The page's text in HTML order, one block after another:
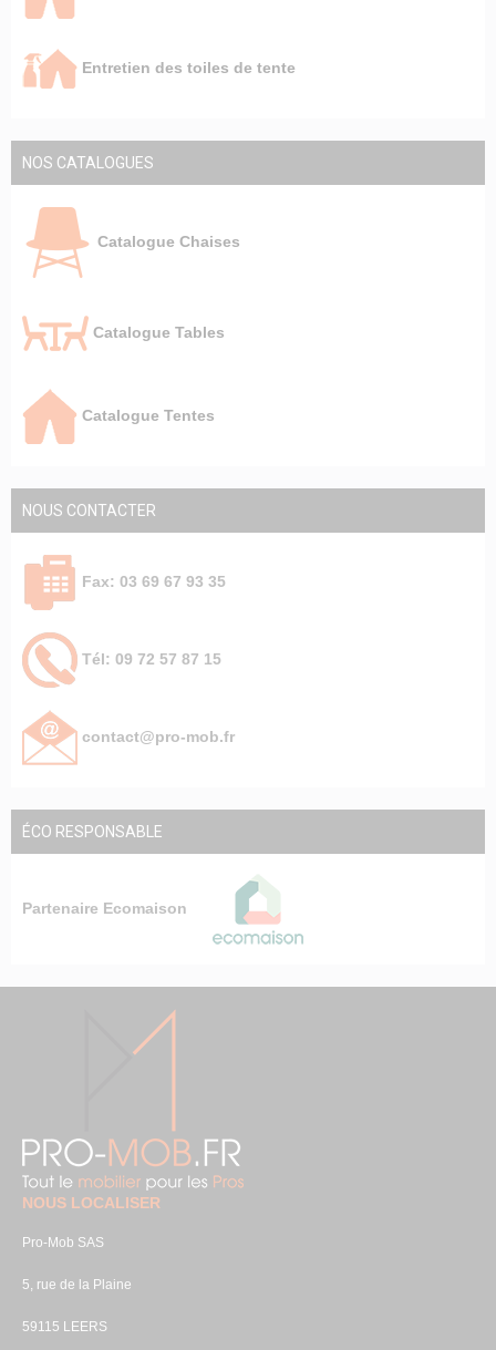
Entretien des toiles de tente
NOS CATALOGUES
Catalogue Chaises
Catalogue Tables
Catalogue Tentes
NOUS CONTACTER
Fax: 03 69 67 93 35
Tél: 09 72 57 87 15
contact@pro-mob.fr
ÉCO RESPONSABLE
Partenaire Ecomaison
NOUS LOCALISER
Pro-Mob SAS
5, rue de la Plaine
59115 LEERS